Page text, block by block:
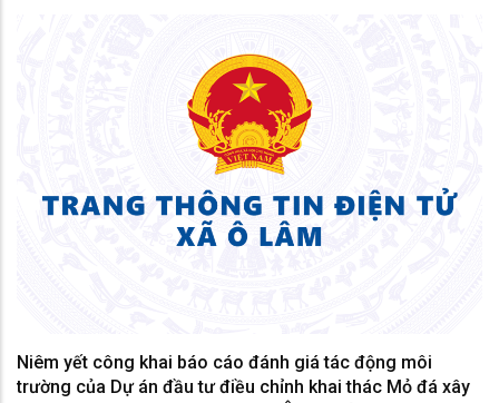
Niêm yết công khai báo cáo đánh giá tác động môi
trường của Dự án đầu tư điều chỉnh khai thác Mỏ đá xây